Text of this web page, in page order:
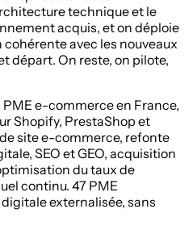
technique et le
acquis, et on déploie
avec les nouveaux
départ. On reste, on pilote,
e-commerce en France,
Shopify, PrestaShop et
site e-commerce, refonte
SEO et GEO, acquisition
du taux de
continu. 47 PME
externalisée, sans